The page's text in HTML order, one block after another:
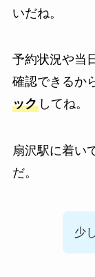
いだね。
予約状況や当
確認できるか
ックしてね。
扇沢駅に着い
だ。
少